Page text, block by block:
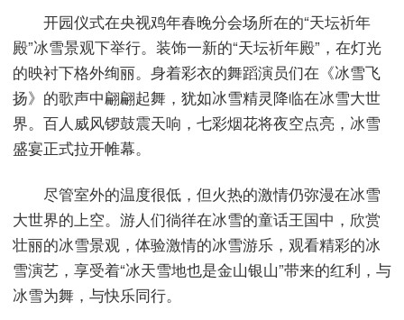
开园仪式在央视鸡年春晚分会场所在的“天坛祈年
殿”冰雪景观下举行。装饰一新的“天坛祈年殿”，在灯光
的映衬下格外绚丽。身着彩衣的舞蹈演员们在《冰雪飞
扬》的歌声中翩翩起舞，犹如冰雪精灵降临在冰雪大世
界。百人威风锣鼓震天响，七彩烟花将夜空点亮，冰雪
盛宴正式拉开帷幕。
尽管室外的温度很低，但火热的激情仍弥漫在冰雪
大世界的上空。游人们徜徉在冰雪的童话王国中，欣赏
壮丽的冰雪景观，体验激情的冰雪游乐，观看精彩的冰
雪演艺，享受着“冰天雪地也是金山银山”带来的红利，与
冰雪为舞，与快乐同行。